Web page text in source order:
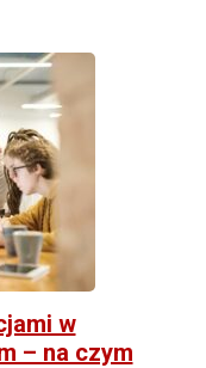
w
– na czym